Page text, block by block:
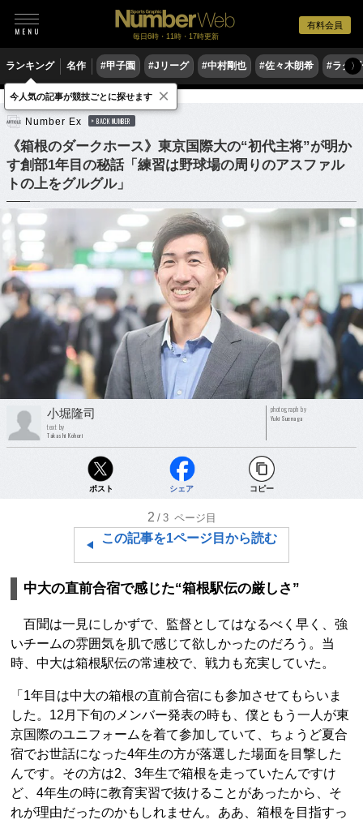
有料会員
毎日6時・11時・17時更新
ランキング 名作 #甲子園 #Jリーグ #中村剛也 #佐々木朗希 #ラグ〉
陸上 駅伝
Number Ex BACK NUMBER
《箱根のダークホース》東京国際大の“初代主将”が明か
す創部1年目の秘話「練習は野球場の周りのアスファル
トの上をグルグル」
小堀隆司
text by
Takashi Kohori
photograph by
Yuki Suenaga
ポスト シェア コピー
2 /3 ページ目
この記事を1ページ目から読む
中大の直前合宿で感じた“箱根駅伝の厳しさ”
百聞は一見にしかずで、監督としてはなるべく早く、強
いチームの雰囲気を肌で感じて欲しかったのだろう。当
時、中大は箱根駅伝の常連校で、戦力も充実していた。
「1年目は中大の箱根の直前合宿にも参加させてもらいま
した。12月下旬のメンバー発表の時も、僕ともう一人が東
京国際のユニフォームを着て参加していて、ちょうど夏合
宿でお世話になった4年生の方が落選した場面を目撃した
んです。その方は2、3年生で箱根を走っていたんですけ
ど、4年生の時に教育実習で抜けることがあったから、そ
れが理由だったのかもしれません。ああ、箱根を目指すっ
今人気の記事が競技ごとに探せます ×